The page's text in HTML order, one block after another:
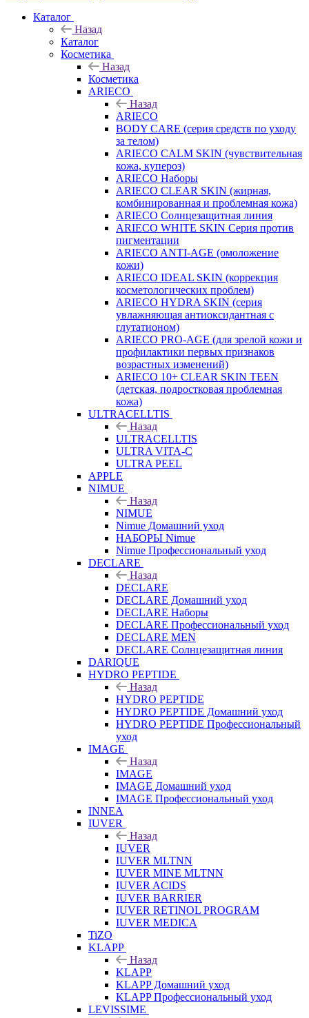
Каталог
Назад
Каталог
Косметика
Назад
Косметика
ARIECO
Назад
ARIECO
BODY CARE (серия средств по уходу
за телом)
ARIECO CALM SKIN (чувствительная
кожа, купероз)
ARIECO Наборы
ARIECO CLEAR SKIN (жирная,
комбинированная и проблемная кожа)
ARIECO Солнцезащитная линия
ARIECO WHITE SKIN Серия против
пигментации
ARIECO ANTI-AGE (омоложение
кожи)
ARIECO IDEAL SKIN (коррекция
косметологических проблем)
ARIECO HYDRA SKIN (серия
увлажняющая антиоксидантная с
глутатионом)
ARIECO PRO-AGE (для зрелой кожи и
профилактики первых признаков
возрастных изменений)
ARIECO 10+ CLEAR SKIN TEEN
(детская, подростковая проблемная
кожа)
ULTRACELLTIS
Назад
ULTRACELLTIS
ULTRA VITA-C
ULTRA PEEL
APPLE
NIMUE
Назад
NIMUE
Nimue Домашний уход
НАБОРЫ Nimue
Nimue Профессиональный уход
DECLARE
Назад
DECLARE
DECLARE Домашний уход
DECLARE Наборы
DECLARE Профессиональный уход
DECLARE MEN
DECLARE Солнцезащитная линия
DARIQUE
HYDRO PEPTIDE
Назад
HYDRO PEPTIDE
HYDRO PEPTIDE Домашний уход
HYDRO PEPTIDE Профессиональный
уход
IMAGE
Назад
IMAGE
IMAGE Домашний уход
IMAGE Профессиональный уход
INNEA
IUVER
Назад
IUVER
IUVER MLTNN
IUVER MINE MLTNN
IUVER ACIDS
IUVER BARRIER
IUVER RETINOL PROGRAM
IUVER MEDICA
TiZO
KLAPP
Назад
KLAPP
KLAPP Домашний уход
KLAPP Профессиональный уход
LEVISSIME